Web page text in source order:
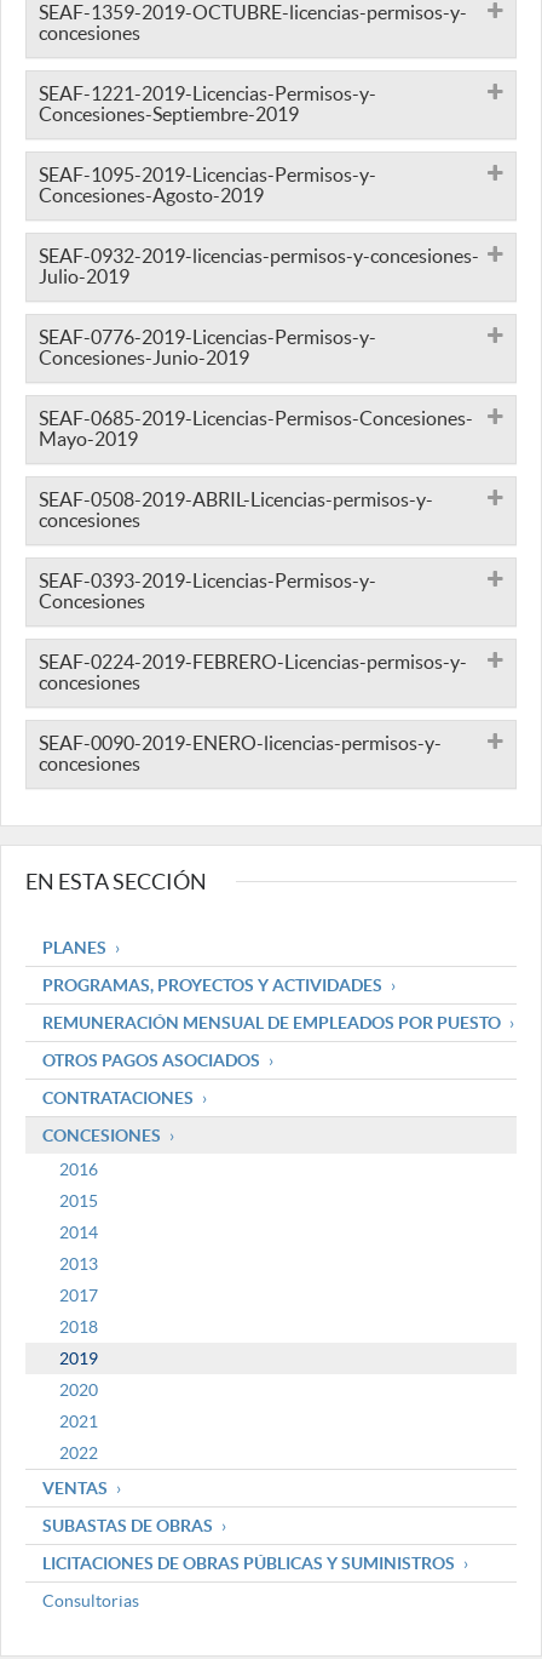
SEAF-1359-2019-OCTUBRE-licencias-permisos-y-
concesiones
SEAF-1221-2019-Licencias-Permisos-y-
Concesiones-Septiembre-2019
SEAF-1095-2019-Licencias-Permisos-y-
Concesiones-Agosto-2019
SEAF-0932-2019-licencias-permisos-y-concesiones-
Julio-2019
SEAF-0776-2019-Licencias-Permisos-y-
Concesiones-Junio-2019
SEAF-0685-2019-Licencias-Permisos-Concesiones-
Mayo-2019
SEAF-0508-2019-ABRIL-Licencias-permisos-y-
concesiones
SEAF-0393-2019-Licencias-Permisos-y-
Concesiones
SEAF-0224-2019-FEBRERO-Licencias-permisos-y-
concesiones
SEAF-0090-2019-ENERO-licencias-permisos-y-
concesiones
EN ESTA SECCIÓN
PLANES
PROGRAMAS, PROYECTOS Y ACTIVIDADES
REMUNERACIÓN MENSUAL DE EMPLEADOS POR PUESTO
OTROS PAGOS ASOCIADOS
CONTRATACIONES
CONCESIONES
2016
2015
2014
2013
2017
2018
2019
2020
2021
2022
VENTAS
SUBASTAS DE OBRAS
LICITACIONES DE OBRAS PÚBLICAS Y SUMINISTROS
Consultorias